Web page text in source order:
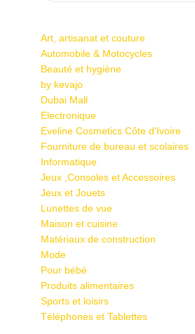
Art, artisanat et couture
Automobile & Motocycles
Beauté et hygiène
by kevajo
Dubai Mall
Electronique
Eveline Cosmetics Côte d'Ivoire
Fourniture de bureau et scolaires
Informatique
Jeux ,Consoles et Accessoires
Jeux et Jouets
Lunettes de vue
Maison et cuisine
Matériaux de construction
Mode
Pour bébé
Produits alimentaires
Sports et loisirs
Téléphones et Tablettes